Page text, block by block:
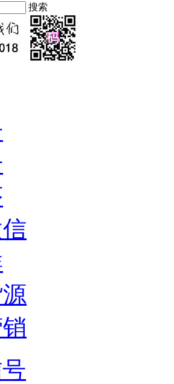
搜索